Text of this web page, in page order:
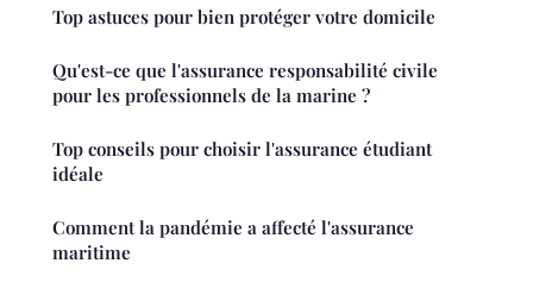
Top astuces pour bien protéger votre domicile
Qu'est-ce que l'assurance responsabilité civile
pour les professionnels de la marine ?
Top conseils pour choisir l'assurance étudiant
idéale
Comment la pandémie a affecté l'assurance
maritime